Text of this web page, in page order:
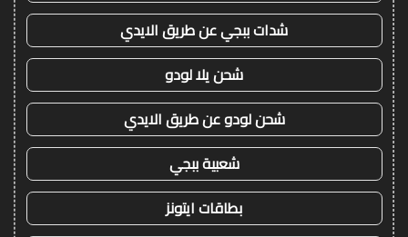
شدات ببجي عن طريق الايدي
شحن يلا لودو
شحن لودو عن طريق الايدي
شعبية ببجي
بطاقات ايتونز